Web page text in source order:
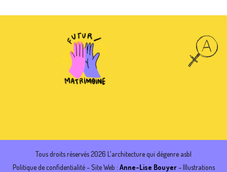
Tous droits réservés 2026 L'architecture qui dégenre asbl
Politique de confidentialité– Site Web : Anne-Lise Bouyer– Illustrations